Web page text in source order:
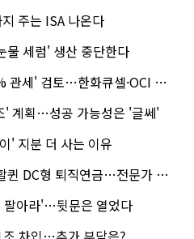
주는 ISA 나온다
물 세럼' 생산 중단한다
' 검토…한화큐셀·OCI 영향은?
' 계획…성공 가능성은 '글쎄'
' 지분 더 사는 이유
형 퇴직연금…전문가 조언은
팔아라'…뒷문은 열었다